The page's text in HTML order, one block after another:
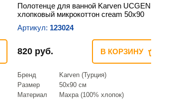
Полотенце для ванной Karven UCGEN
хлопковый микрокоттон cream 50х90
Артикул: 123024
820 руб. В КОРЗИНУ
Бренд
Karven (Турция)
Размер
50х90 см
Материал
Махра (100% хлопок)